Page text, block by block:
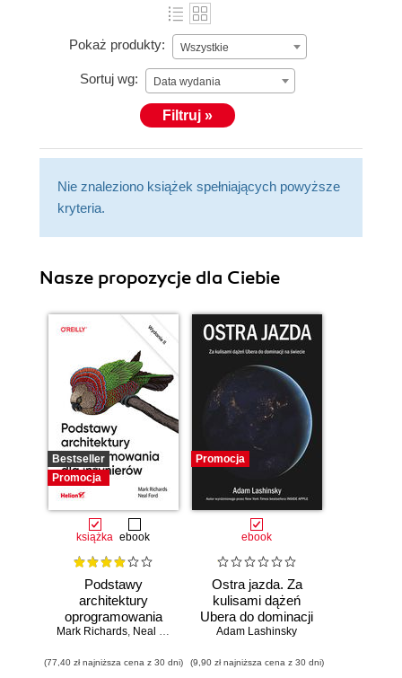
Pokaż produkty: Wszystkie
Sortuj wg: Data wydania
Filtruj »
Nie znaleziono książek spełniających powyższe
kryteria.
Nasze propozycje dla Ciebie
Bestseller
Promocja
książka ebook
Podstawy
architektury
oprogramowania
dla inżynierów.
Mark Richards, Neal Ford
(77,40 zł najniższa cena z 30 dni)
Promocja
ebook
Ostra jazda. Za
kulisami dążeń
Ubera do dominacji
na świecie
Adam Lashinsky
(9,90 zł najniższa cena z 30 dni)